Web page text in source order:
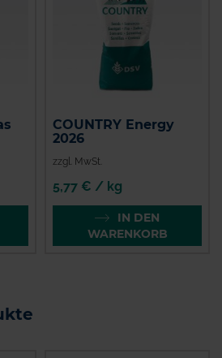
COUNTRY Energy
2026
zzgl. MwSt.
5,77 € / kg
IN DEN
WARENKORB